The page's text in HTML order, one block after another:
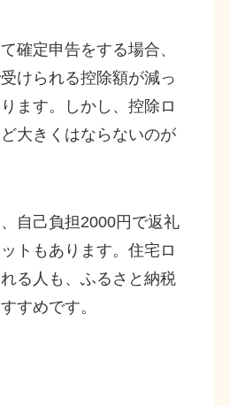
確定申告をする場合、
けられる控除額が減っ
ます。しかし、控除ロ
大きくはならないのが
自己負担2000円で返礼
トもあります。住宅ロ
る人も、ふるさと納税
すめです。